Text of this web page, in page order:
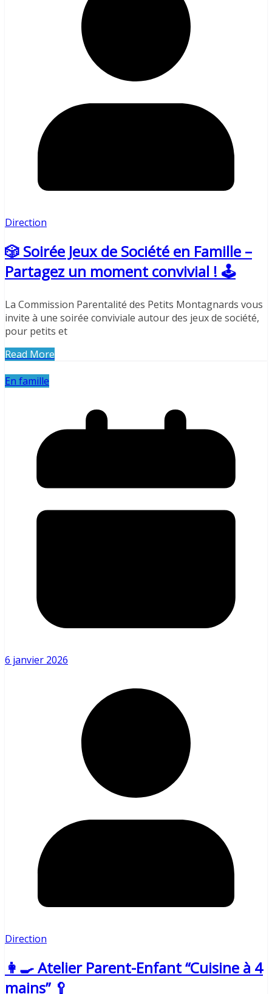
Direction
🎲 Soirée Jeux de Société en Famille –
Partagez un moment convivial ! 🕹️
La Commission Parentalité des Petits Montagnards vous
invite à une soirée conviviale autour des jeux de société,
pour petits et
Read More
En famille
6 janvier 2026
Direction
👩‍🍳 Atelier Parent-Enfant “Cuisine à 4
mains” 🥄